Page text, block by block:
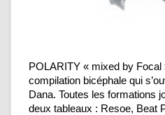
POLARITY « mixed by
compilation bicéphale qui
Dana. Toutes les formations
deux tableaux : Resoe, Beat